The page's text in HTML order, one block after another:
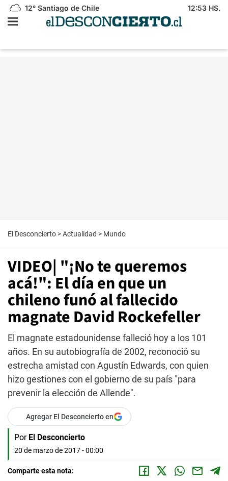
12° Santiago de Chile 12:53 HS.
El Desconcierto >Actualidad > Mundo
VIDEO| "¡No te queremos
acá!": El día en que un
chileno funó al fallecido
magnate David Rockefeller
El magnate estadounidense falleció hoy a los 101
años. En su autobiografía de 2002, reconoció su
estrecha amistad con Agustín Edwards, con quien
hizo gestiones con el gobierno de su país "para
prevenir la elección de Allende".
Agregar El Desconcierto en
Por El Desconcierto
20 de marzo de 2017 - 00:00
Comparte esta nota: